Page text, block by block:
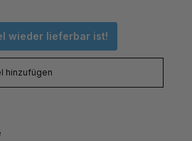
wieder lieferbar ist!
hinzufügen